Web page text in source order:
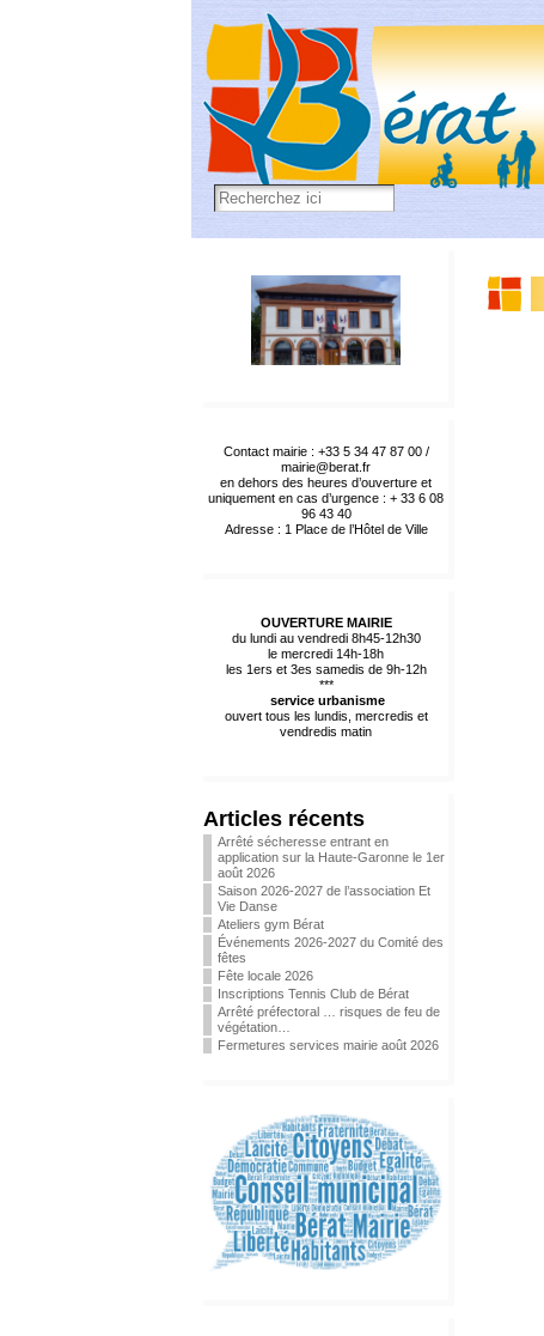
Contact mairie : +33 5 34 47 87 00 /
mairie@berat.fr
en dehors des heures d’ouverture et
uniquement en cas d’urgence : + 33 6 08
96 43 40
Adresse : 1 Place de l’Hôtel de Ville
OUVERTURE MAIRIE
du lundi au vendredi 8h45-12h30
le mercredi 14h-18h
les 1ers et 3es samedis de 9h-12h
***
service urbanisme
ouvert tous les lundis, mercredis et
vendredis matin
Articles récents
Arrêté sécheresse entrant en
application sur la Haute-Garonne le 1er
août 2026
Saison 2026-2027 de l’association Et
Vie Danse
Ateliers gym Bérat
Événements 2026-2027 du Comité des
fêtes
Fête locale 2026
Inscriptions Tennis Club de Bérat
Arrêté préfectoral … risques de feu de
végétation…
Fermetures services mairie août 2026